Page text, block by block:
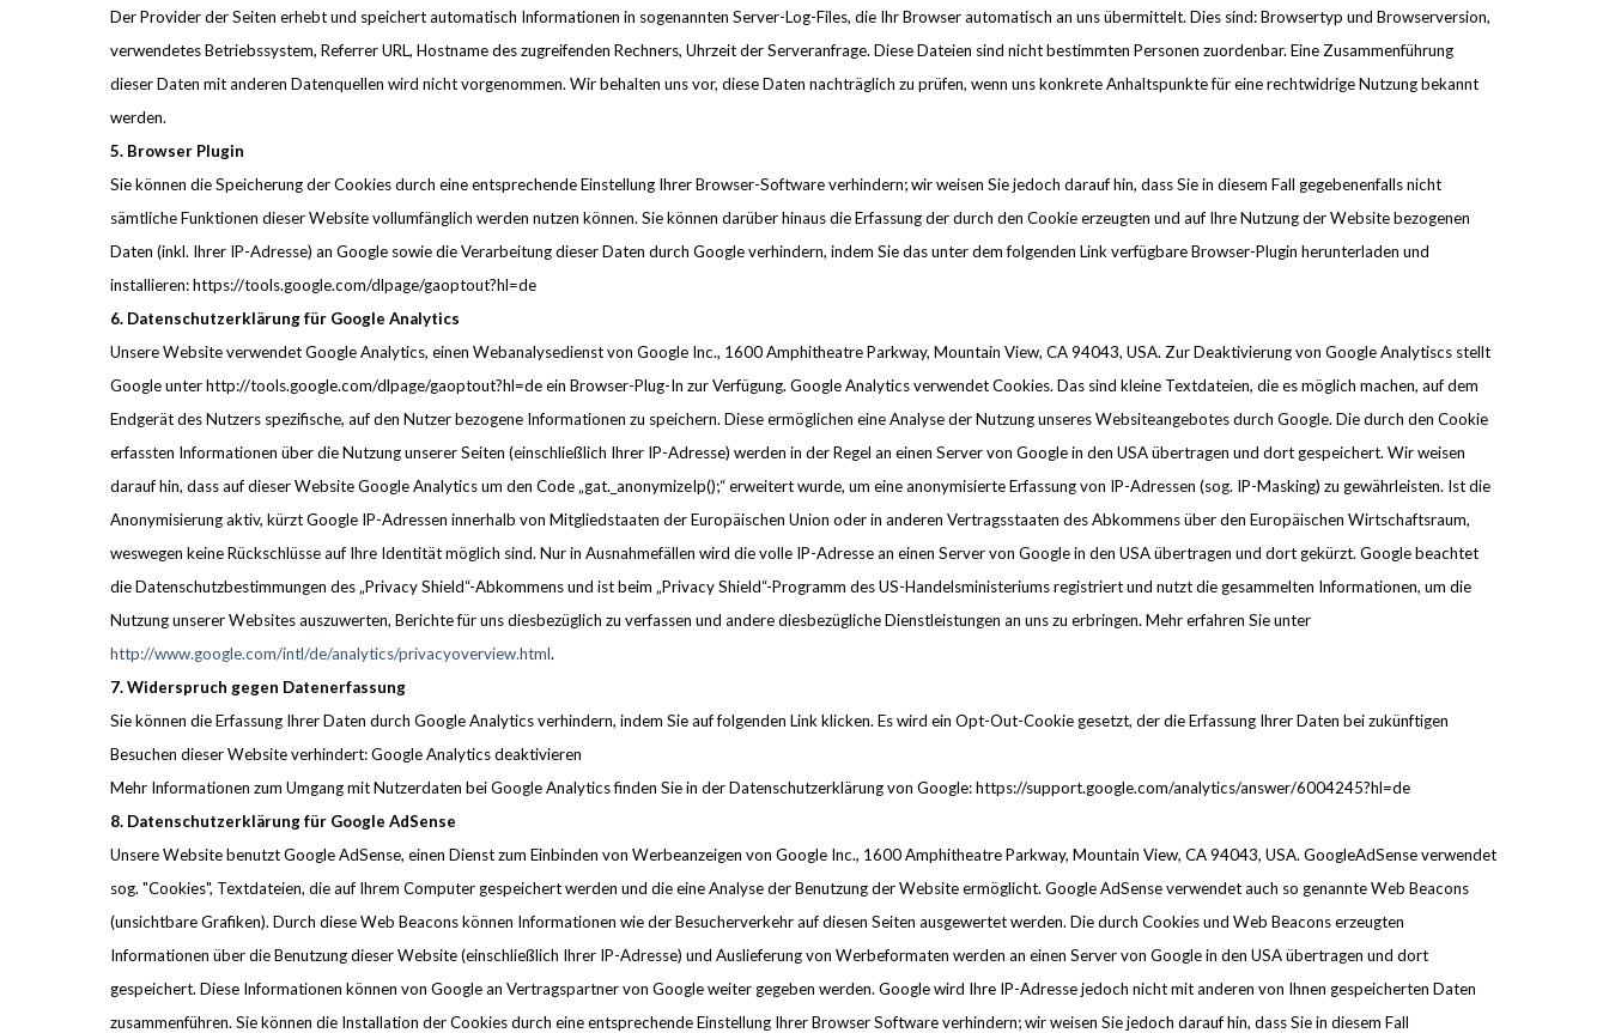
Der Provider der Seiten erhebt und speichert automatisch Informationen in sogenannten Server-Log-Files, die Ihr Browser automatisch an uns übermittelt. Dies sind: Browsertyp und Browserversion,
verwendetes Betriebssystem, Referrer URL, Hostname des zugreifenden Rechners, Uhrzeit der Serveranfrage. Diese Dateien sind nicht bestimmten Personen zuordenbar. Eine Zusammenführung
dieser Daten mit anderen Datenquellen wird nicht vorgenommen. Wir behalten uns vor, diese Daten nachträglich zu prüfen, wenn uns konkrete Anhaltspunkte für eine rechtwidrige Nutzung bekannt
werden.
5. Browser Plugin
Sie können die Speicherung der Cookies durch eine entsprechende Einstellung Ihrer Browser-Software verhindern; wir weisen Sie jedoch darauf hin, dass Sie in diesem Fall gegebenenfalls nicht
sämtliche Funktionen dieser Website vollumfänglich werden nutzen können. Sie können darüber hinaus die Erfassung der durch den Cookie erzeugten und auf Ihre Nutzung der Website bezogenen
Daten (inkl. Ihrer IP-Adresse) an Google sowie die Verarbeitung dieser Daten durch Google verhindern, indem Sie das unter dem folgenden Link verfügbare Browser-Plugin herunterladen und
installieren: https://tools.google.com/dlpage/gaoptout?hl=de
6. Datenschutzerklärung für Google Analytics
Unsere Website verwendet Google Analytics, einen Webanalysedienst von Google Inc., 1600 Amphitheatre Parkway, Mountain View, CA 94043, USA. Zur Deaktivierung von Google Analytiscs stellt
Google unter http://tools.google.com/dlpage/gaoptout?hl=de ein Browser-Plug-In zur Verfügung. Google Analytics verwendet Cookies. Das sind kleine Textdateien, die es möglich machen, auf dem
Endgerät des Nutzers spezifische, auf den Nutzer bezogene Informationen zu speichern. Diese ermöglichen eine Analyse der Nutzung unseres Websiteangebotes durch Google. Die durch den Cookie
erfassten Informationen über die Nutzung unserer Seiten (einschließlich Ihrer IP-Adresse) werden in der Regel an einen Server von Google in den USA übertragen und dort gespeichert. Wir weisen
darauf hin, dass auf dieser Website Google Analytics um den Code „gat._anonymizeIp();“ erweitert wurde, um eine anonymisierte Erfassung von IP-Adressen (sog. IP-Masking) zu gewährleisten. Ist die
Anonymisierung aktiv, kürzt Google IP-Adressen innerhalb von Mitgliedstaaten der Europäischen Union oder in anderen Vertragsstaaten des Abkommens über den Europäischen Wirtschaftsraum,
weswegen keine Rückschlüsse auf Ihre Identität möglich sind. Nur in Ausnahmefällen wird die volle IP-Adresse an einen Server von Google in den USA übertragen und dort gekürzt. Google beachtet
die Datenschutzbestimmungen des „Privacy Shield“-Abkommens und ist beim „Privacy Shield“-Programm des US-Handelsministeriums registriert und nutzt die gesammelten Informationen, um die
Nutzung unserer Websites auszuwerten, Berichte für uns diesbezüglich zu verfassen und andere diesbezügliche Dienstleistungen an uns zu erbringen. Mehr erfahren Sie unter
http://www.google.com/intl/de/analytics/privacyoverview.html.
7. Widerspruch gegen Datenerfassung
Sie können die Erfassung Ihrer Daten durch Google Analytics verhindern, indem Sie auf folgenden Link klicken. Es wird ein Opt-Out-Cookie gesetzt, der die Erfassung Ihrer Daten bei zukünftigen
Besuchen dieser Website verhindert: Google Analytics deaktivieren
Mehr Informationen zum Umgang mit Nutzerdaten bei Google Analytics finden Sie in der Datenschutzerklärung von Google: https://support.google.com/analytics/answer/6004245?hl=de
8. Datenschutzerklärung für Google AdSense
Unsere Website benutzt Google AdSense, einen Dienst zum Einbinden von Werbeanzeigen von Google Inc., 1600 Amphitheatre Parkway, Mountain View, CA 94043, USA. GoogleAdSense verwendet
sog. "Cookies", Textdateien, die auf Ihrem Computer gespeichert werden und die eine Analyse der Benutzung der Website ermöglicht. Google AdSense verwendet auch so genannte Web Beacons
(unsichtbare Grafiken). Durch diese Web Beacons können Informationen wie der Besucherverkehr auf diesen Seiten ausgewertet werden. Die durch Cookies und Web Beacons erzeugten
Informationen über die Benutzung dieser Website (einschließlich Ihrer IP-Adresse) und Auslieferung von Werbeformaten werden an einen Server von Google in den USA übertragen und dort
gespeichert. Diese Informationen können von Google an Vertragspartner von Google weiter gegeben werden. Google wird Ihre IP-Adresse jedoch nicht mit anderen von Ihnen gespeicherten Daten
zusammenführen. Sie können die Installation der Cookies durch eine entsprechende Einstellung Ihrer Browser Software verhindern; wir weisen Sie jedoch darauf hin, dass Sie in diesem Fall